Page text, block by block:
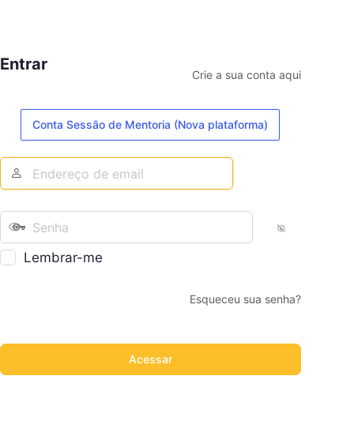
Entrar
Crie a sua conta aqui
Conta Sessão de Mentoria (Nova plataforma)
Lembrar-me
Esqueceu sua senha?